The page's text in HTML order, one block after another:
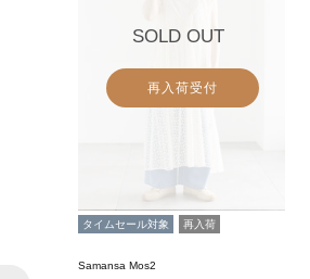
SOLD OUT
再入荷受付
タイムセール対象 再入荷
Samansa Mos2